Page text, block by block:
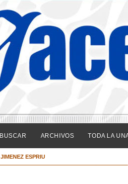
BUSCAR ARCHIVOS TODA LA
JIMENEZ ESPRIU